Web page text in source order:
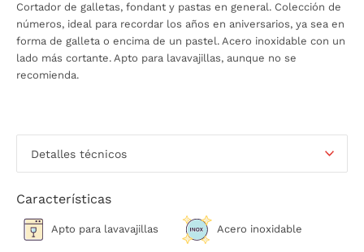
Cortador de galletas, fondant y pastas en general. Colección de
números, ideal para recordar los años en aniversarios, ya sea en
forma de galleta o encima de un pastel. Acero inoxidable con un
lado más cortante. Apto para lavavajillas, aunque no se
recomienda.
Detalles técnicos
Características
Apto para lavavajillas Acero inoxidable